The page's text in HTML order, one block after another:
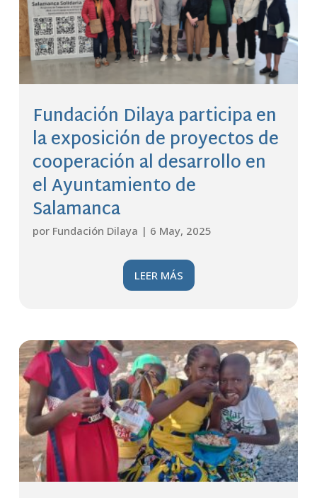
Fundación Dilaya participa en
la exposición de proyectos de
cooperación al desarrollo en
el Ayuntamiento de
Salamanca
por Fundación Dilaya | 6 May, 2025
LEER MÁS